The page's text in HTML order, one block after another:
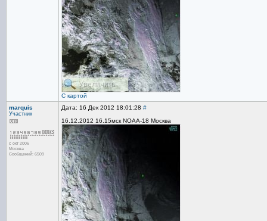
С картой
marquis
Участник
с окт 2006
Москва
Сообщений: 6509
Дата: 16 Дек 2012 18:01:28 #
16.12.2012 16.15мск NOAA-18 Москва